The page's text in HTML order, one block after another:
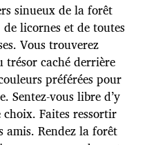
sinueux de la forêt
licornes et de toutes
Vous trouverez
trésor caché derrière
préférées pour
Sentez-vous libre d’y
Faites ressortir
amis. Rendez la forêt